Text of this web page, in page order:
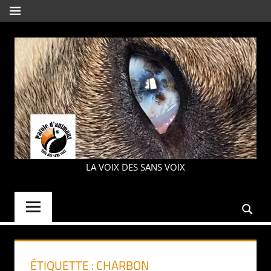
Aller
au
contenu
MENU
PAROLE
LA VOIX DES SANS VOIX
ÉTIQUETTE :CHARBON